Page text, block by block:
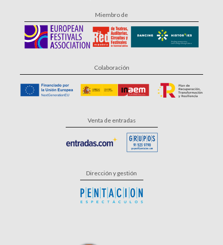
Miembro de
Colaboración
Venta de entradas
Dirección y gestión